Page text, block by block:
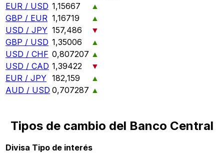
EUR / USD 1,15667
▲
GBP / EUR 1,16719
▲
USD / JPY 157,486
▼
GBP / USD 1,35006
▲
USD / CHF 0,807207 ▲
USD / CAD 1,39422
▼
EUR / JPY 182,159
▲
AUD / USD 0,707287 ▲
Tipos de cambio del Banco Central
Divisa Tipo de interés